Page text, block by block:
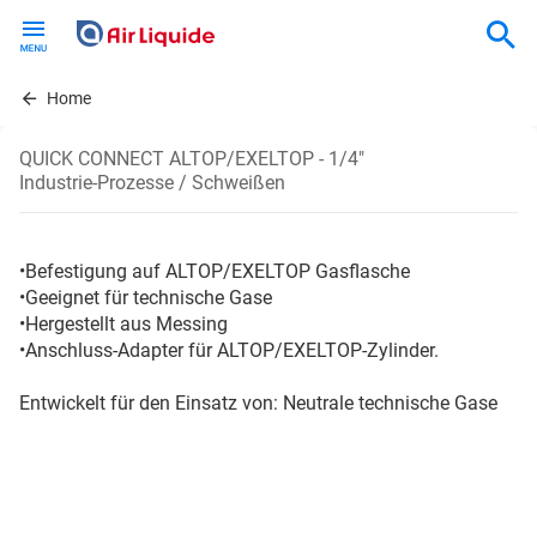
contentHome
QUICK CONNECT ALTOP/EXELTOP - 1/4"
Industrie-Prozesse / Schweißen
•Befestigung auf ALTOP/EXELTOP Gasflasche
•Geeignet für technische Gase
•Hergestellt aus Messing
•Anschluss-Adapter für ALTOP/EXELTOP-Zylinder.
Entwickelt für den Einsatz von: Neutrale technische Gase